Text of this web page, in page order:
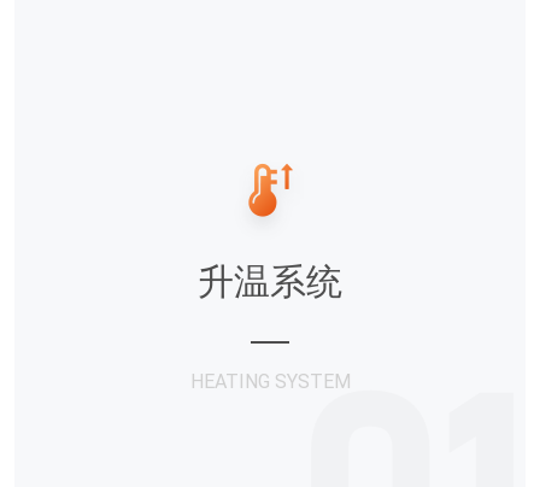
升温系统
HEATING SYSTEM